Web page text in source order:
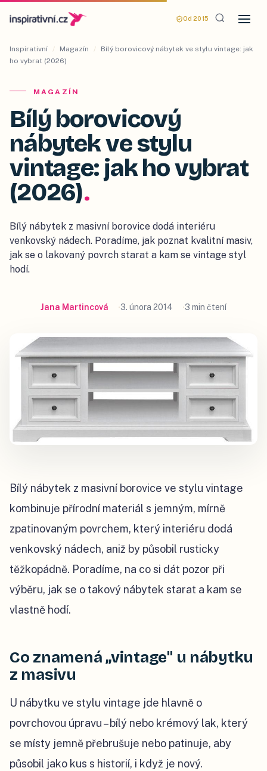
Od 2015
Inspirativní / Magazín /
Bílý borovicový nábytek ve stylu vintage: jak
ho vybrat (2026)
MAGAZÍN
Bílý borovicový
nábytek ve stylu
vintage: jak ho vybrat
(2026).
Bílý nábytek z masivní borovice dodá interiéru
venkovský nádech. Poradíme, jak poznat kvalitní masiv,
jak se o lakovaný povrch starat a kam se vintage styl
hodí.
Jana Martincová 3. února 2014 3 min čtení
Bílý nábytek z masivní borovice ve stylu vintage
kombinuje přírodní materiál s jemným, mírně
zpatinovaným povrchem, který interiéru dodá
venkovský nádech, aniž by působil rusticky
těžkopádně. Poradíme, na co si dát pozor při
výběru, jak se o takový nábytek starat a kam se
vlastně hodí.
Co znamená „vintage" u nábytku
z masivu
U nábytku ve stylu vintage jde hlavně o
povrchovou úpravu – bílý nebo krémový lak, který
se místy jemně přebrušuje nebo patinuje, aby
působil jako kus s historií, i když je nový.